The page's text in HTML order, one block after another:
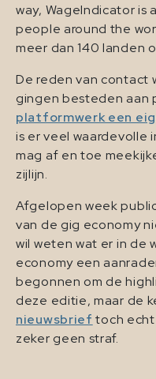
way, WageIndicator is
people around the
meer dan 140 landen
De reden van contact
gingen besteden aan
platformwerk een
is er veel waardevolle
mag af en toe
zijlijn.
Afgelopen week
van de gig economy
wil weten wat er in de
economy een
begonnen om de
deze editie, maar de
nieuwsbrief toch echt
zeker geen straf.